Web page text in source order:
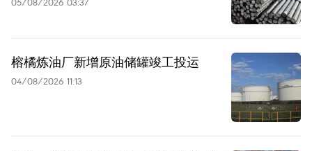
榕橘炼油厂新增原油储罐竣工投运
04/08/2026 11:13